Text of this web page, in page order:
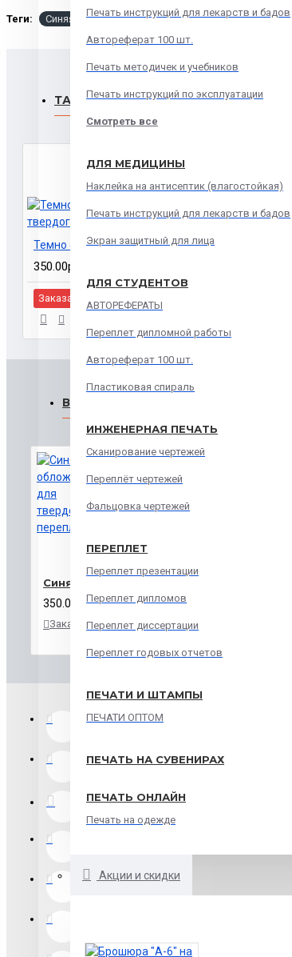
Печать инструкций для лекарств и бадов
Автореферат 100 шт.
Печать методичек и учебников
Печать инструкций по эксплуатации
Смотреть все
ДЛЯ МЕДИЦИНЫ
Наклейка на антисептик (влагостойкая)
Печать инструкций для лекарств и бадов
Экран защитный для лица
ДЛЯ СТУДЕНТОВ
АВТОРЕФЕРАТЫ
Переплет дипломной работы
Автореферат 100 шт.
Пластиковая спираль
ИНЖЕНЕРНАЯ ПЕЧАТЬ
Сканирование чертежей
Переплёт чертежей
Фальцовка чертежей
ПЕРЕПЛЕТ
Переплет презентации
Переплет дипломов
Переплет диссертации
Переплет годовых отчетов
ПЕЧАТИ И ШТАМПЫ
ПЕЧАТИ ОПТОМ
ПЕЧАТЬ НА СУВЕНИРАХ
ПЕЧАТЬ ОНЛАЙН
Печать на одежде
Акции и скидки
Теги: Синяя обложка для твердого переплета.
ТАКЖЕ ЗАКАЗЫВАЮТ
Темно синяя обложка для твердого переплета.
350.00р.
Заказать
ВЫ СМОТРЕЛИ
Синяя обложка для твердого переплета.
350.00р.
Заказать
В
В